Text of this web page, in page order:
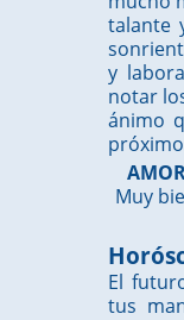
talante
y
notar
ánimo
Muy
El
tus